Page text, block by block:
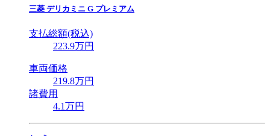
三菱 デリカミニ G プレミアム
支払総額(税込)
223.9万円
車両価格
219.8万円
諸費用
4.1万円